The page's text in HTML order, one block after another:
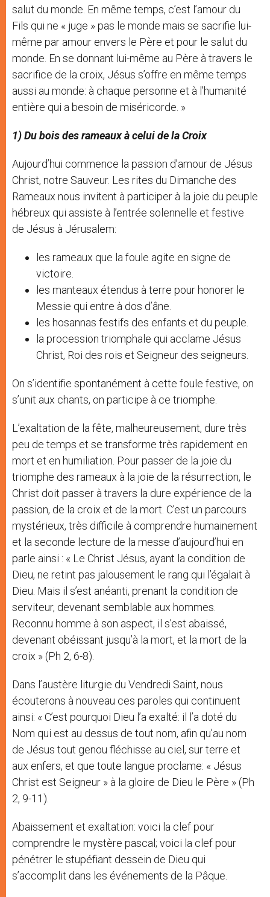
salut du monde. En même temps, c’est l’amour du
Fils qui ne « juge » pas le monde mais se sacrifie lui-
même par amour envers le Père et pour le salut du
monde. En se donnant lui-même au Père à travers le
sacrifice de la croix, Jésus s’offre en même temps
aussi au monde: à chaque personne et à l’humanité
entière qui a besoin de miséricorde. »
1) Du bois des rameaux à celui de la Croix
Aujourd’hui commence la passion d’amour de Jésus
Christ, notre Sauveur. Les rites du Dimanche des
Rameaux nous invitent à participer à la joie du peuple
hébreux qui assiste à l’entrée solennelle et festive
de Jésus à Jérusalem:
les rameaux que la foule agite en signe de
victoire.
les manteaux étendus à terre pour honorer le
Messie qui entre à dos d’âne.
les hosannas festifs des enfants et du peuple.
la procession triomphale qui acclame Jésus
Christ, Roi des rois et Seigneur des seigneurs.
On s’identifie spontanément à cette foule festive, on
s’unit aux chants, on participe à ce triomphe.
L’exaltation de la fête, malheureusement, dure très
peu de temps et se transforme très rapidement en
mort et en humiliation. Pour passer de la joie du
triomphe des rameaux à la joie de la résurrection, le
Christ doit passer à travers la dure expérience de la
passion, de la croix et de la mort. C’est un parcours
mystérieux, très difficile à comprendre humainement
et la seconde lecture de la messe d’aujourd’hui en
parle ainsi : « Le Christ Jésus, ayant la condition de
Dieu, ne retint pas jalousement le rang qui l’égalait à
Dieu. Mais il s’est anéanti, prenant la condition de
serviteur, devenant semblable aux hommes.
Reconnu homme à son aspect, il s’est abaissé,
devenant obéissant jusqu’à la mort, et la mort de la
croix » (Ph 2, 6-8).
Dans l’austère liturgie du Vendredi Saint, nous
écouterons à nouveau ces paroles qui continuent
ainsi: « C’est pourquoi Dieu l’a exalté: il l’a doté du
Nom qui est au dessus de tout nom, afin qu’au nom
de Jésus tout genou fléchisse au ciel, sur terre et
aux enfers, et que toute langue proclame: « Jésus
Christ est Seigneur » à la gloire de Dieu le Père » (Ph
2, 9-11).
Abaissement et exaltation: voici la clef pour
comprendre le mystère pascal; voici la clef pour
pénétrer le stupéfiant dessein de Dieu qui
s’accomplit dans les événements de la Pâque.